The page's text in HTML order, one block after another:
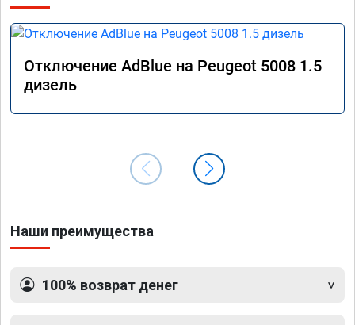
Отключение AdBlue на Peugeot 5008 1.5
дизель
Наши преимущества
100% возврат денег